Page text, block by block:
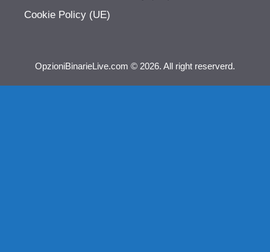
Cookie Policy (UE)
OpzioniBinarieLive.com © 2026. All right reserverd.